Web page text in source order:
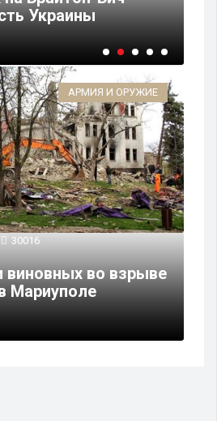
Украины
АРМИЯ И ОРУЖИЕ
30016
во взрыве
Мариуполе